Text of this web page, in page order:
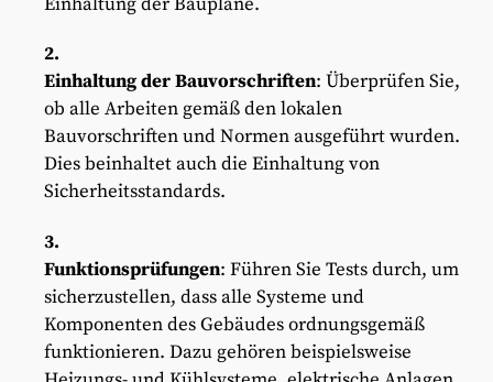
Einhaltung der Bauvorschriften: Überprüfen Sie,
ob alle Arbeiten gemäß den lokalen
Bauvorschriften und Normen ausgeführt wurden.
Dies beinhaltet auch die Einhaltung von
Sicherheitsstandards.
Funktionsprüfungen: Führen Sie Tests durch, um
sicherzustellen, dass alle Systeme und
Komponenten des Gebäudes ordnungsgemäß
funktionieren. Dazu gehören beispielsweise